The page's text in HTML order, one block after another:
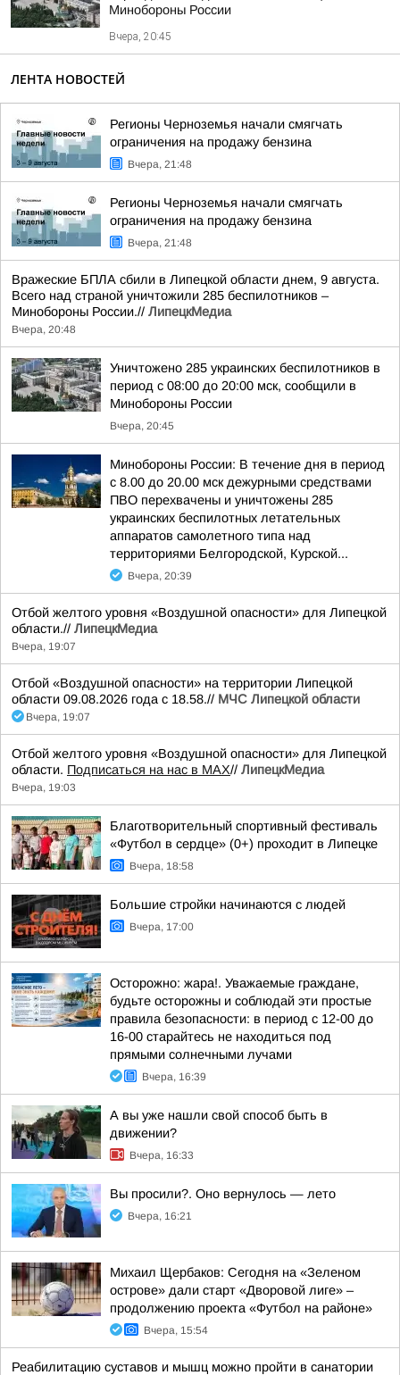
Минобороны России
Вчера, 20:45
ЛЕНТА НОВОСТЕЙ
Регионы Черноземья начали смягчать
ограничения на продажу бензина
Вчера, 21:48
Регионы Черноземья начали смягчать
ограничения на продажу бензина
Вчера, 21:48
Вражеские БПЛА сбили в Липецкой области днем, 9 августа.
Всего над страной уничтожили 285 беспилотников –
Минобороны России.// ЛипецкМедиа
Вчера, 20:48
Уничтожено 285 украинских беспилотников в
период с 08:00 до 20:00 мск, сообщили в
Минобороны России
Вчера, 20:45
Минобороны России: В течение дня в период
с 8.00 до 20.00 мск дежурными средствами
ПВО перехвачены и уничтожены 285
украинских беспилотных летательных
аппаратов самолетного типа над
территориями Белгородской, Курской...
Вчера, 20:39
Отбой желтого уровня «Воздушной опасности» для Липецкой
области.// ЛипецкМедиа
Вчера, 19:07
Отбой «Воздушной опасности» на территории Липецкой
области 09.08.2026 года с 18.58.// МЧС Липецкой области
Вчера, 19:07
Отбой желтого уровня «Воздушной опасности» для Липецкой
области. Подписаться на нас в МАХ// ЛипецкМедиа
Вчера, 19:03
Благотворительный спортивный фестиваль
«Футбол в сердце» (0+) проходит в Липецке
Вчера, 18:58
Большие стройки начинаются с людей
Вчера, 17:00
Осторожно: жара!. Уважаемые граждане,
будьте осторожны и соблюдай эти простые
правила безопасности: в период с 12-00 до
16-00 старайтесь не находиться под
прямыми солнечными лучами
Вчера, 16:39
А вы уже нашли свой способ быть в
движении?
Вчера, 16:33
Вы просили?. Оно вернулось — лето
Вчера, 16:21
Михаил Щербаков: Сегодня на «Зеленом
острове» дали старт «Дворовой лиге» –
продолжению проекта «Футбол на районе»
Вчера, 15:54
Реабилитацию суставов и мышц можно пройти в санатории